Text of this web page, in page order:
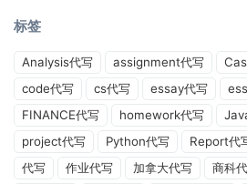
标签
Analysis代写 assignment代写
code代写
cs代写 essay代写
FINANCE代写
homework代写
project代写
Python代写 Report代
代写
作业代写 加拿大代写 商科